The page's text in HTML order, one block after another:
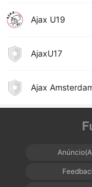
Ajax U19
AjaxU17
Ajax